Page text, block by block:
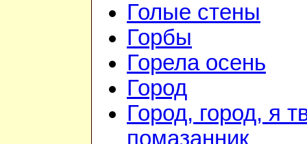
Голые стены
Горбы
Горела осень
Город
Город, город, я
помазанник